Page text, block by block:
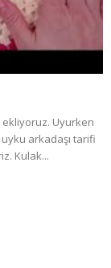
Uyurken
arkadaşı tarifi
Kulak...